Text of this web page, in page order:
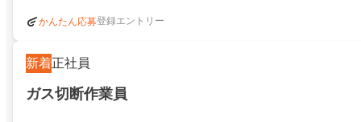
かんたん応募登録エントリー
新着正社員
ガス切断作業員